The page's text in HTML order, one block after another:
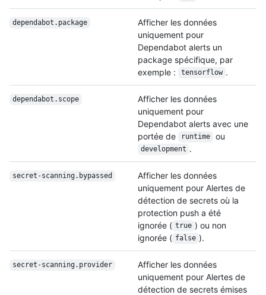
dependabot.package
Afficher les données
uniquement pour
Dependabot alerts un
package spécifique, par
exemple :
tensorflow .
dependabot.scope
Afficher les données
uniquement pour
Dependabot alerts avec une
portée de
runtime ou
development .
secret-scanning.bypassed
Afficher les données
uniquement pour Alertes de
détection de secrets où la
protection push a été
ignorée ( true ) ou non
ignorée ( false ).
secret-scanning.provider
Afficher les données
uniquement pour Alertes de
détection de secrets émises